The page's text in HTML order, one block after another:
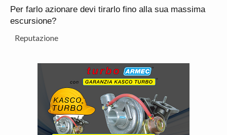
Per farlo azionare devi tirarlo fino alla sua massima
escursione?
Reputazione